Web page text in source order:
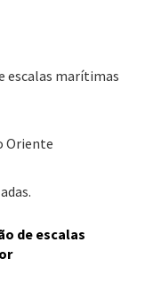
escalas marítimas
Oriente
de escalas